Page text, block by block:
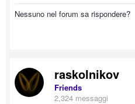
Nessuno nel forum sa rispondere?
raskolnikov
Friends
2,324 messaggi